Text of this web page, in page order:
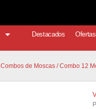
Destacados Ofertas
Combos de Moscas / Combo 12
🚚